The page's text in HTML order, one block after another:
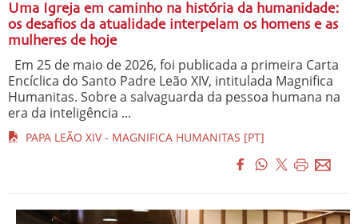
Uma Igreja em caminho na história da humanidade:
os desafios da atualidade interpelam os homens e as
mulheres de hoje
Em 25 de maio de 2026, foi publicada a primeira Carta
Encíclica do Santo Padre Leão XIV, intitulada Magnifica
Humanitas. Sobre a salvaguarda da pessoa humana na
era da inteligência ...
PAPA LEÃO XIV - MAGNIFICA HUMANITAS [PT]